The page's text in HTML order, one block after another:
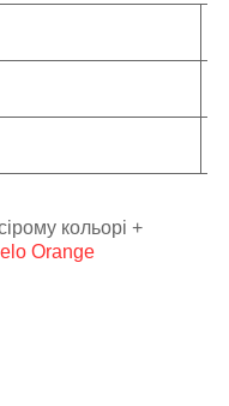
кольорі +
Orange